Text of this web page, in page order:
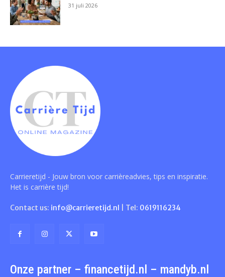
31 juli 2026
Carrieretijd - Jouw bron voor carrièreadvies, tips en inspiratie.
Het is carrière tijd!
Contact us: info@carrieretijd.nl | Tel: 0619116234
Onze partner – financetijd.nl – mandyb.nl